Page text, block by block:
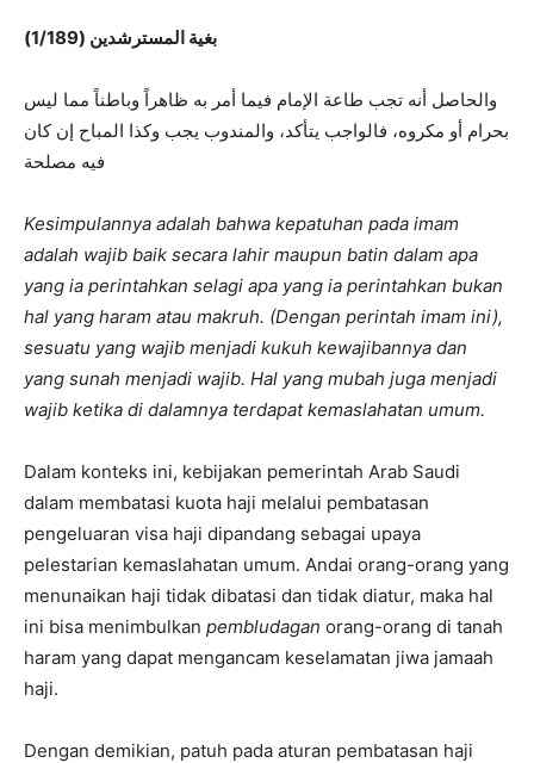
بغية المسترشدين (1/189)
والحاصل أنه تجب طاعة الإمام فيما أمر به ظاهراً وباطناً مما ليس
بحرام أو مكروه، فالواجب يتأكد، والمندوب يجب وكذا المباح إن كان
فيه مصلحة
Kesimpulannya adalah bahwa kepatuhan pada imam
adalah wajib baik secara lahir maupun batin dalam apa
yang ia perintahkan selagi apa yang ia perintahkan bukan
hal yang haram atau makruh. (Dengan perintah imam ini),
sesuatu yang wajib menjadi kukuh kewajibannya dan
yang sunah menjadi wajib. Hal yang mubah juga menjadi
wajib ketika di dalamnya terdapat kemaslahatan umum.
Dalam konteks ini, kebijakan pemerintah Arab Saudi
dalam membatasi kuota haji melalui pembatasan
pengeluaran visa haji dipandang sebagai upaya
pelestarian kemaslahatan umum. Andai orang-orang yang
menunaikan haji tidak dibatasi dan tidak diatur, maka hal
ini bisa menimbulkan pembludagan orang-orang di tanah
haram yang dapat mengancam keselamatan jiwa jamaah
haji.
Dengan demikian, patuh pada aturan pembatasan haji